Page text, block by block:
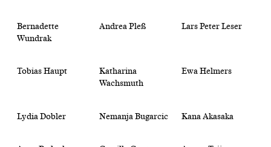
Bernadette
Wundrak
Andrea Pleß Lars Peter Leser
Tobias Haupt
Katharina
Wachsmuth
Ewa Helmers
Lydia Dobler Nemanja Bugarcic Kana Akasaka